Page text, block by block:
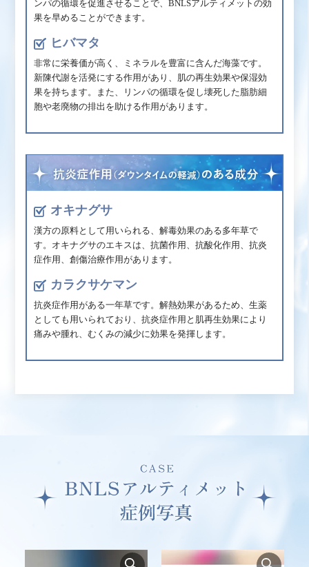
ンパの循環を促進させることで、BNLSアルティメットの効
果を早めることができます。
ヒバマタ
非常に栄養価が高く、ミネラルを豊富に含んだ海藻です。
新陳代謝を活発にする作用があり、肌の再生効果や保湿効
果を持ちます。また、リンパの循環を促し壊死した脂肪細
胞や老廃物の排出を助ける作用があります。
オキナグサ
漢方の原料として用いられる、解毒効果のある多年草で
す。オキナグサのエキスは、抗菌作用、抗酸化作用、抗炎
症作用、創傷治療作用があります。
カラクサケマン
抗炎症作用がある一年草です。解熱効果があるため、生薬
としても用いられており、抗炎症作用と肌再生効果により
痛みや腫れ、むくみの減少に効果を発揮します。